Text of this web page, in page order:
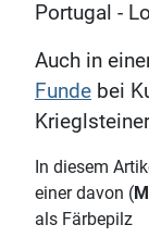
Portugal -
Auch in
Funde bei
Krieglsteiner
In diesem
einer davon (
als Färbepilz